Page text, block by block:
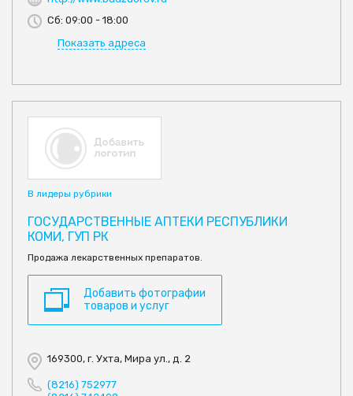
Сб: 09:00 - 18:00
Показать адреса
В лидеры рубрики
ГОСУДАРСТВЕННЫЕ АПТЕКИ РЕСПУБЛИКИ
КОМИ, ГУП РК
Продажа лекарственных препаратов.
Добавить фотографии
товаров и услуг
169300, г. Ухта, Мира ул., д. 2
(8216) 752977